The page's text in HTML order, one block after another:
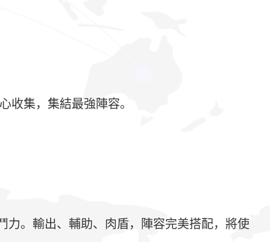
收集，集結最強陣容。
力。輸出、輔助、肉盾，陣容完美搭配，將使